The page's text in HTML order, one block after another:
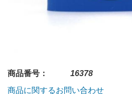
商品番号：
16378
商品に関するお問い合わせ